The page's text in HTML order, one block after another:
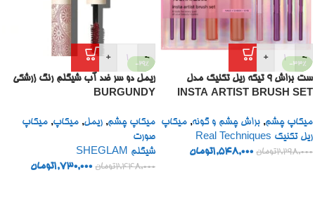
-33%
-
+
ست براش 9 تیکه ریل تکنیک مدل
INSTA ARTIST BRUSH SET
میکاپ چشم, براش چشم و گونه, میکاپ
ریل تکنیک Real Techniques
2,298,000تومان 1,548,000تومان
-29%
-
+
ریمل دو سر ضد آب شیگلم رنگ زرشکی
BURGUNDY
میکاپ چشم, ریمل, میکاپ, میکاپ
صورت
شیگلم SHEGLAM
2,448,000تومان 1,730,000تومان